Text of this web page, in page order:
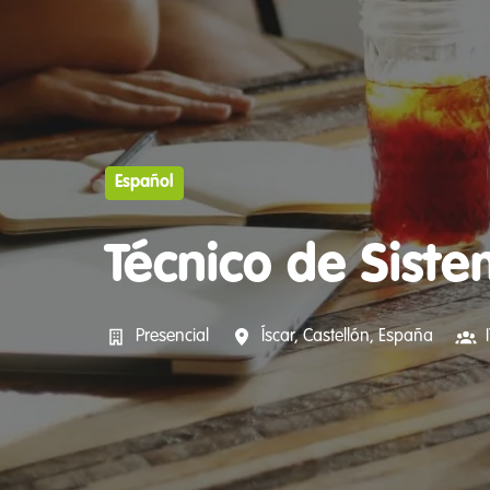
Español
Técnico de
Presencial Íscar, Castellón, España IT